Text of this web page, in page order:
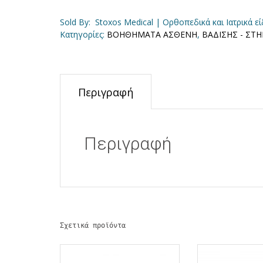
Sold By: Stoxos Medical | Ορθοπεδικά και Ιατρικά
Κατηγορίες: ΒΟΗΘΗΜΑΤΑ ΑΣΘΕΝΗ, ΒΑΔΙΣΗΣ -
Περιγραφή
Περιγραφή
Σχετικά προϊόντα